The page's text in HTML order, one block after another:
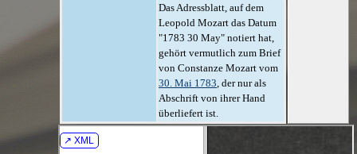
Das Adressblatt, auf dem
Leopold Mozart das Datum
"1783 30 May" notiert hat,
gehört vermutlich zum Brief
von Constanze Mozart vom
30. Mai 1783, der nur als
Abschrift von ihrer Hand
überliefert ist.